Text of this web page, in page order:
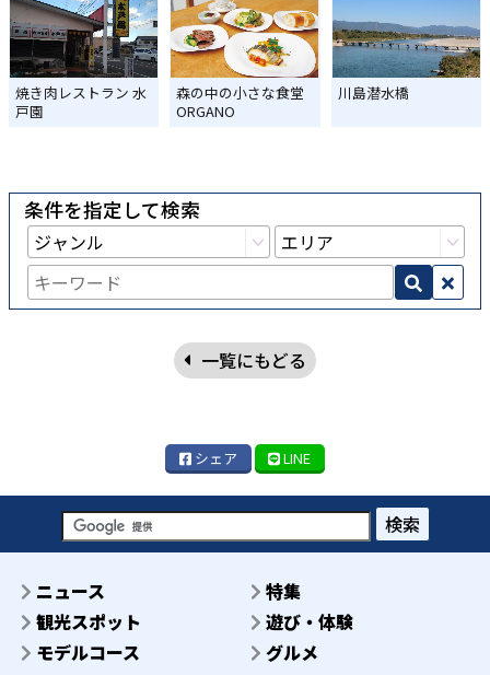
焼き肉レストラン 水
戸園
森の中の小さな食堂
ORGANO
川島潜水橋
条件を指定して検索
一覧にもどる
シェア LINE
検索
ニュース
特集
観光スポット
遊び・体験
モデルコース
グルメ